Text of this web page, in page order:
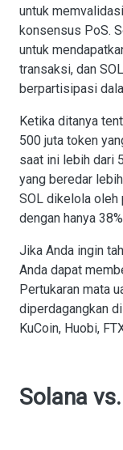
untuk
konsensus PoS.
untuk
transaksi, dan
berpartisipasi
Ketika ditanya
500 juta token
saat ini lebih dari
yang beredar
SOL dikelola oleh
dengan hanya
Jika Anda ingin
Anda dapat
Pertukaran mata
diperdagangkan
KuCoin, Huobi,
Solana